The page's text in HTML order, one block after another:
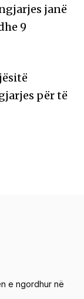
janë
9
për të
e ngordhur në